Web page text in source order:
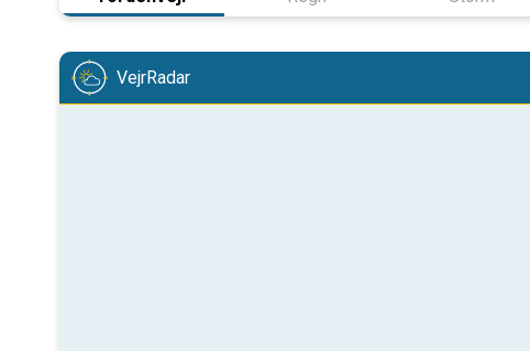
VejrRadar